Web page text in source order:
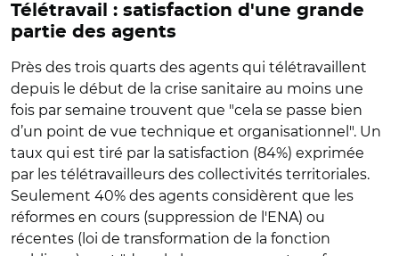
Télétravail : satisfaction d'une grande
partie des agents
Près des trois quarts des agents qui télétravaillent
depuis le début de la crise sanitaire au moins une
fois par semaine trouvent que "cela se passe bien
d’un point de vue technique et organisationnel". Un
taux qui est tiré par la satisfaction (84%) exprimée
par les télétravailleurs des collectivités territoriales.
Seulement 40% des agents considèrent que les
réformes en cours (suppression de l'ENA) ou
récentes (loi de transformation de la fonction